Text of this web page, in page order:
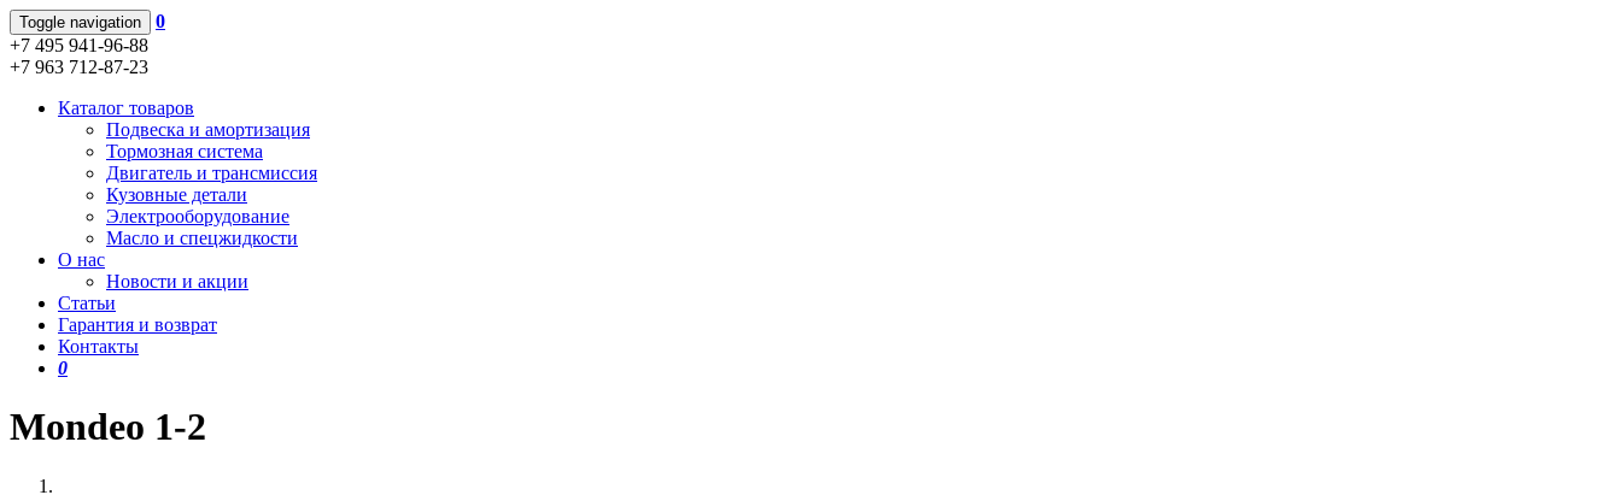
Toggle navigation
0
+7 495 941-96-88
+7 963 712-87-23
Каталог товаров
Подвеска и амортизация
Тормозная система
Двигатель и трансмиссия
Кузовные детали
Электрооборудование
Масло и спецжидкости
О нас
Новости и акции
Статьи
Гарантия и возврат
Контакты
0
Mondeo 1-2